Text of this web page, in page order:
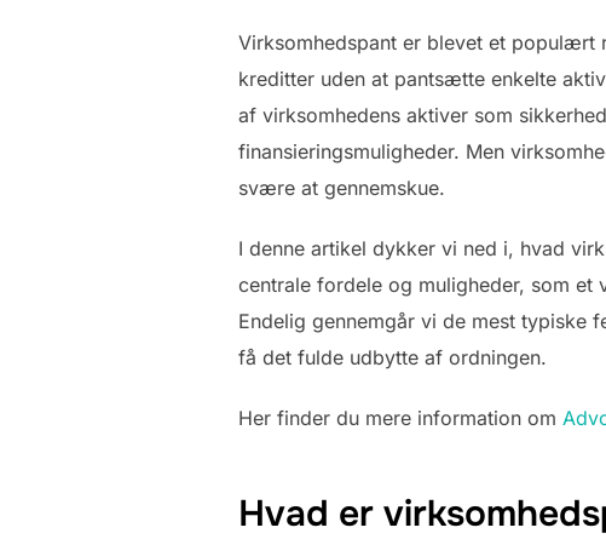
Virksomhedspant er blevet et populært
kreditter uden at pantsætte enkelte
af virksomhedens aktiver som
finansieringsmuligheder. Men
svære at gennemskue.
I denne artikel dykker vi ned i, hvad
centrale fordele og muligheder, som et
Endelig gennemgår vi de mest typiske
få det fulde udbytte af ordningen.
Her finder du mere information om
Hvad er